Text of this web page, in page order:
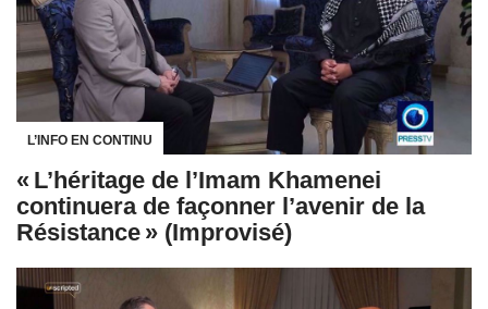
L’INFO EN CONTINU
« L’héritage de l’Imam Khamenei
continuera de façonner l’avenir de la
Résistance » (Improvisé)